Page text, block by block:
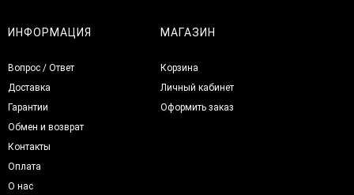
ИНФОРМАЦИЯ
Вопрос / Ответ
Доставка
Гарантии
Обмен и возврат
Контакты
Оплата
О нас
МАГАЗИН
Корзина
Личный кабинет
Оформить заказ